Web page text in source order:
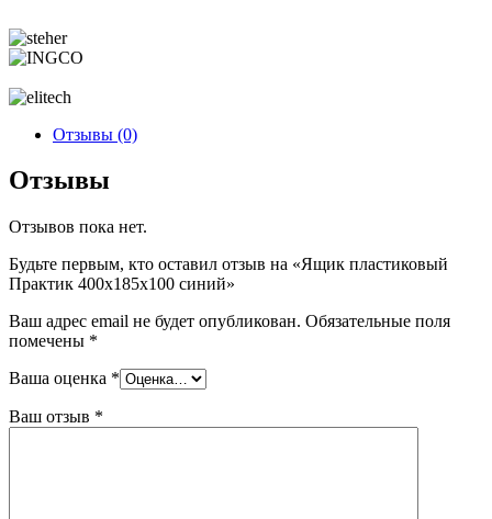
Отзывы (0)
Отзывы
Отзывов пока нет.
Будьте первым, кто оставил отзыв на «Ящик пластиковый
Практик 400x185x100 синий»
Ваш адрес email не будет опубликован. Обязательные поля
помечены *
Ваша оценка *
Ваш отзыв *